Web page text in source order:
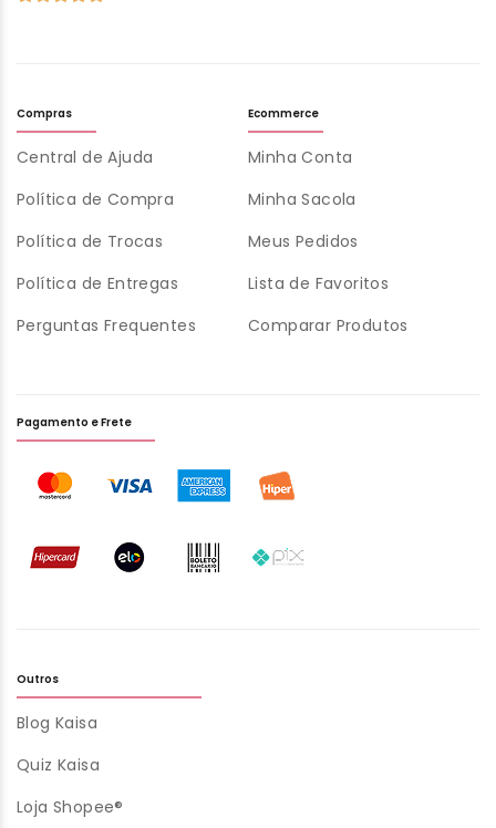
Compras
Central de Ajuda
Política de Compra
Política de Trocas
Política de Entregas
Perguntas Frequentes
Ecommerce
Minha Conta
Minha Sacola
Meus Pedidos
Lista de Favoritos
Comparar Produtos
Outros
Blog Kaisa
Quiz Kaisa
Loja Shopee®
Pagamento e Frete